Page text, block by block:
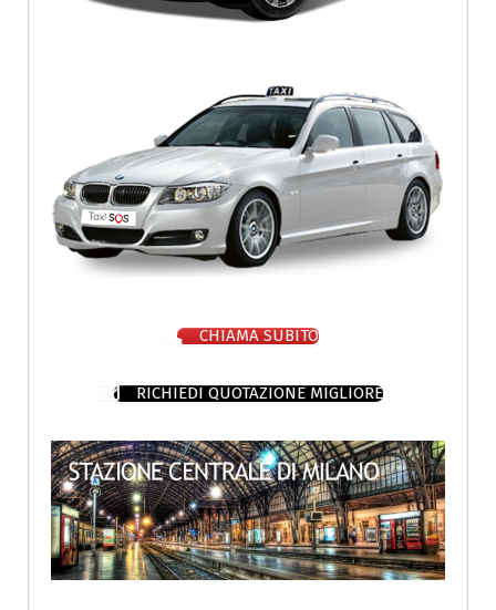
CHIAMA SUBITO
RICHIEDI QUOTAZIONE MIGLIORE